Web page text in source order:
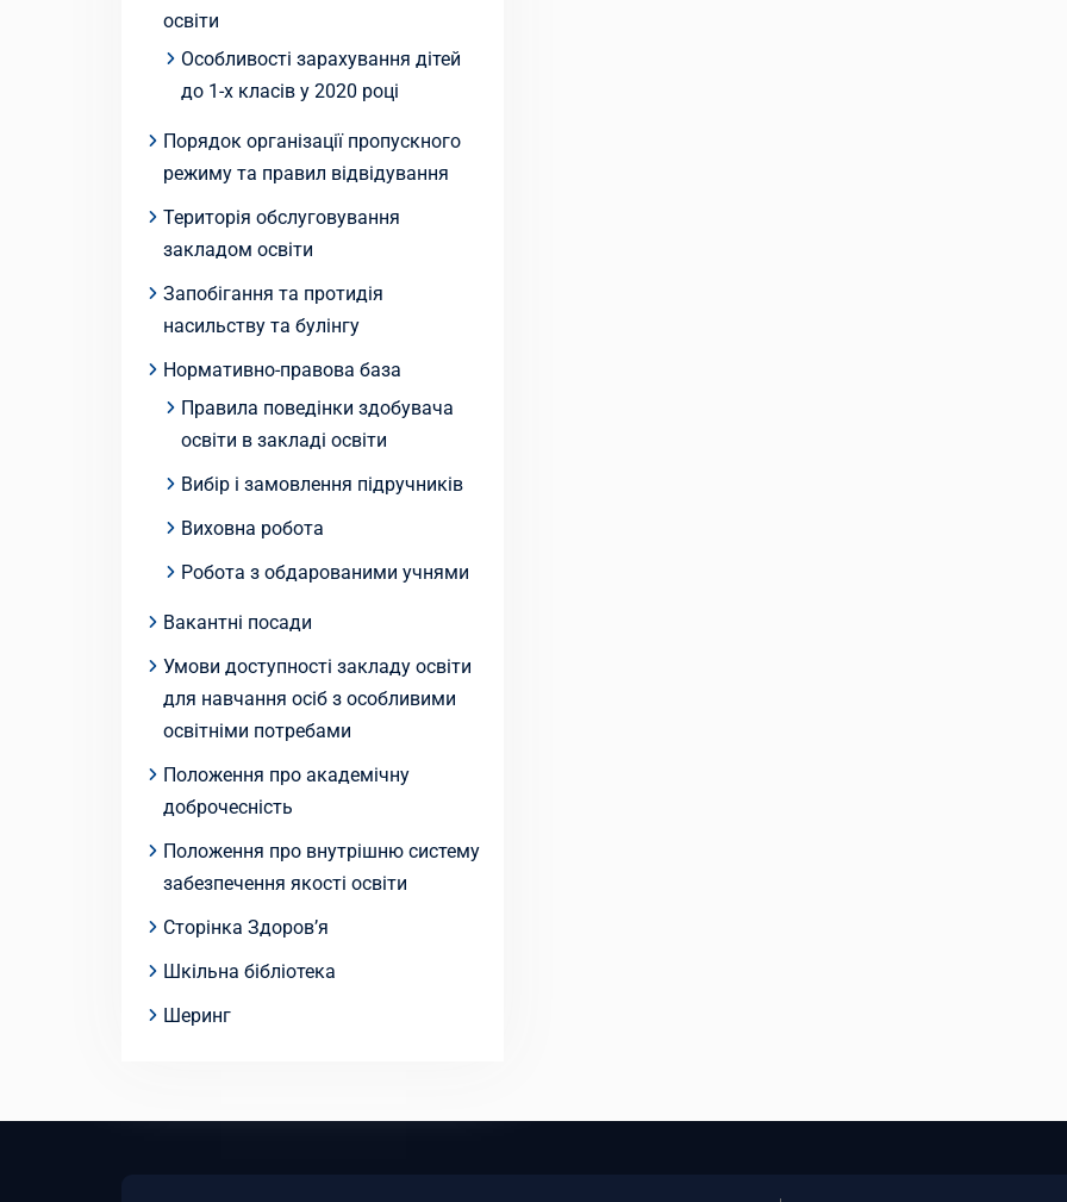
освіти
Особливості зарахування дітей
до 1-х класів у 2020 році
Порядок організації пропускного
режиму та правил відвідування
Територія обслуговування
закладом освіти
Запобігання та протидія
насильству та булінгу
Нормативно-правова база
Правила поведінки здобувача
освіти в закладі освіти
Вибір і замовлення підручників
Виховна робота
Робота з обдарованими учнями
Вакантні посади
Умови доступності закладу освіти
для навчання осіб з особливими
освітніми потребами
Положення про академічну
доброчесність
Положення про внутрішню систему
забезпечення якості освіти
Сторінка Здоров’я
Шкільна бібліотека
Шеринг